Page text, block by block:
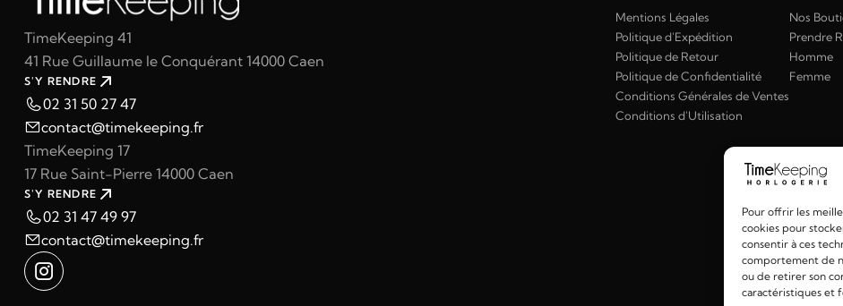
Pour offrir les
cookies pour
consentir à ces
comportement de
ou de retirer son
caractéristiques et
TimeKeeping 41
41 Rue Guillaume le Conquérant 14000 Caen
S'Y RENDRE
02 31 50 27 47
contact@timekeeping.fr
TimeKeeping 17
17 Rue Saint-Pierre 14000 Caen
S'Y RENDRE
02 31 47 49 97
contact@timekeeping.fr
Mentions Légales
Politique d'Expédition
Politique de Retour
Politique de Confidentialité
Conditions Générales de Ventes
Conditions d'Utilisation
Nos
Prendre
Homme
Femme